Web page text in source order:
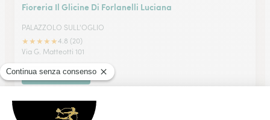
Fioreria Il Glicine Di Forlanelli Luciana
PALAZZOLO SULL'OGLIO
★★★★★4.8 (20)
Via G. Matteotti 101
Vedi il negozio